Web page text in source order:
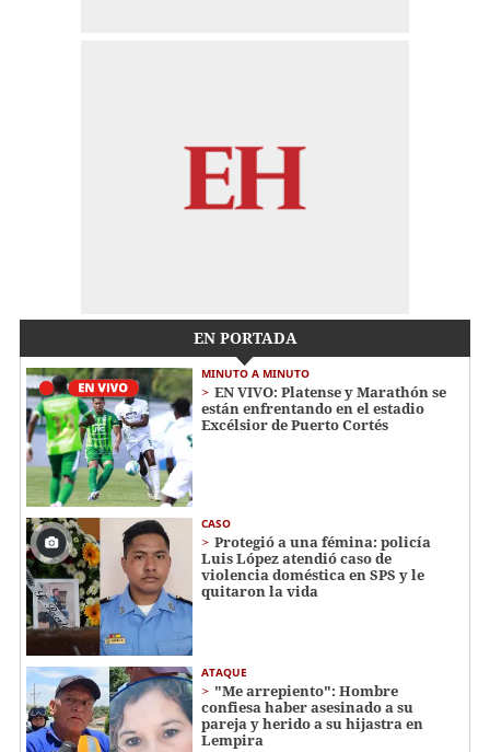
EN PORTADA
MINUTO A MINUTO
EN VIVO: Platense y Marathón se
están enfrentando en el estadio
Excélsior de Puerto Cortés
CASO
Protegió a una fémina: policía
Luis López atendió caso de
violencia doméstica en SPS y le
quitaron la vida
ATAQUE
"Me arrepiento": Hombre
confiesa haber asesinado a su
pareja y herido a su hijastra en
Lempira